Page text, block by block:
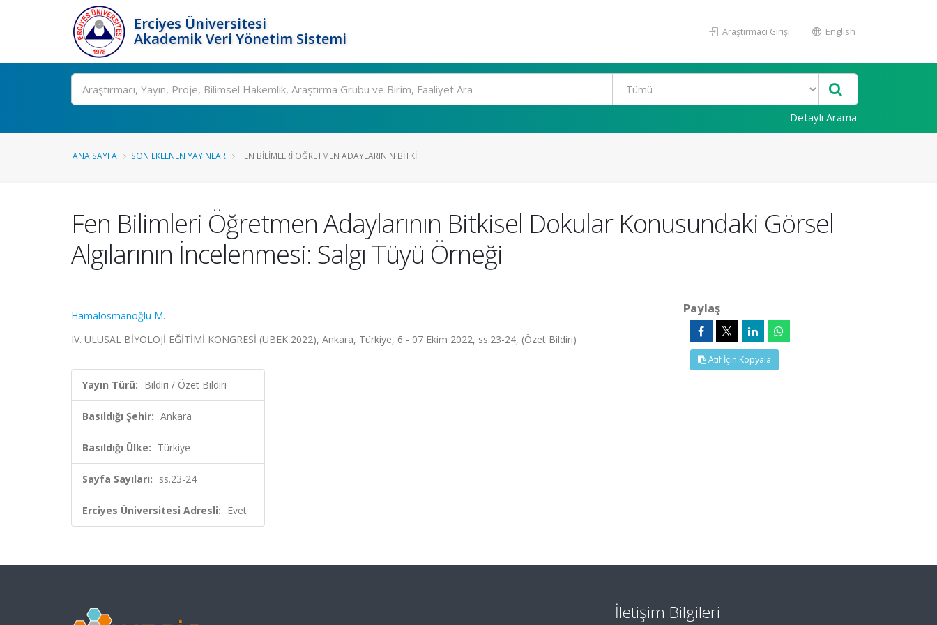
Erciyes Üniversitesi
Akademik Veri Yönetim Sistemi
Araştırmacı Girişi English
Ara
Detaylı Arama
ANA SAYFA SON EKLENEN YAYINLAR FEN BILIMLERI ÖĞRETMEN ADAYLARININ BITKI...
Fen Bilimleri Öğretmen Adaylarının Bitkisel Dokular Konusundaki Görsel
Algılarının İncelenmesi: Salgı Tüyü Örneği
Hamalosmanoğlu M.
IV. ULUSAL BİYOLOJİ EĞİTİMİ KONGRESİ (UBEK 2022), Ankara, Türkiye, 6 - 07 Ekim 2022, ss.23-24, (Özet Bildiri)
Yayın Türü: Bildiri / Özet Bildiri
Basıldığı Şehir: Ankara
Basıldığı Ülke: Türkiye
Sayfa Sayıları: ss.23-24
Erciyes Üniversitesi Adresli: Evet
Paylaş
Atıf İçin Kopyala
İletişim Bilgileri